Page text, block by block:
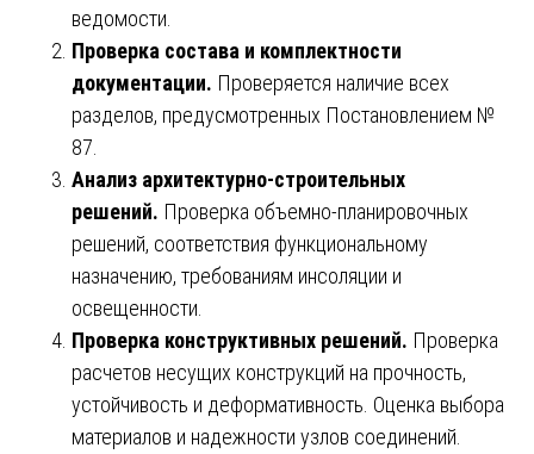
ведомости.
Проверка состава и комплектности
документации. Проверяется наличие всех
разделов, предусмотренных Постановлением №
87.
Анализ архитектурно-строительных
решений. Проверка объемно-планировочных
решений, соответствия функциональному
назначению, требованиям инсоляции и
освещенности.
Проверка конструктивных решений. Проверка
расчетов несущих конструкций на прочность,
устойчивость и деформативность. Оценка выбора
материалов и надежности узлов соединений.